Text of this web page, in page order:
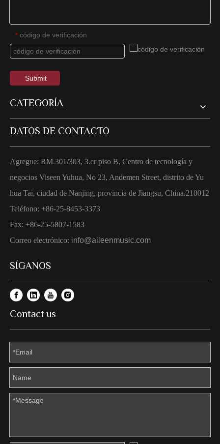
* código de verificación
Submit
CATEGORÍA
DATOS DE CONTACTO
Agregue: RM.301/303, 3.er piso B, Centro de tecnología y
negocios Viseen Yuhua, No 23, Andemen Street, distrito de Yu
hua Tai, ciudad de Nanjing, provincia de Jiangsu, China.210012
Teléfono: +86-25-8453-3373
Fax: +86-25-5807-1583
Correo electrónico: info@aileenmusic.com
SÍGANOS
Contact us